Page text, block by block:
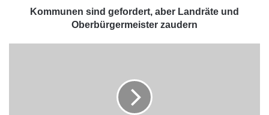
Kommunen sind gefordert, aber Landräte und
Oberbürgermeister zaudern